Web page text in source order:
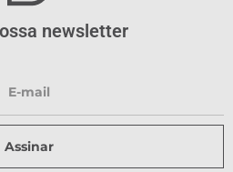
newsletter
Assinar